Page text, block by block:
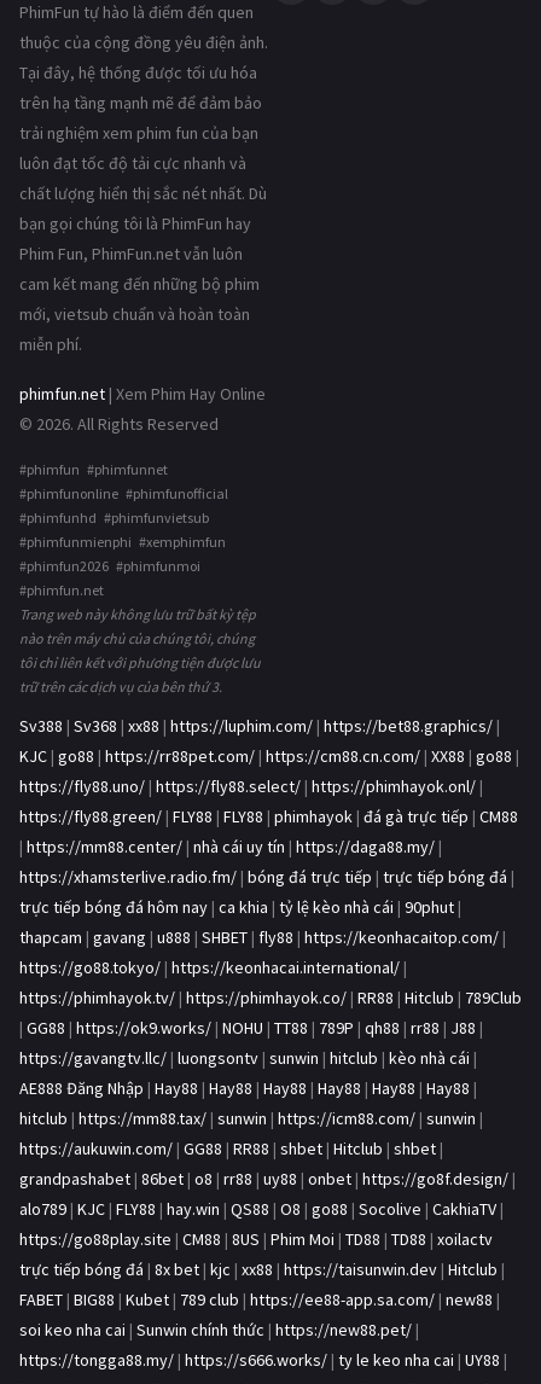
PhimFun tự hào là điểm đến quen
thuộc của cộng đồng yêu điện ảnh.
Tại đây, hệ thống được tối ưu hóa
trên hạ tầng mạnh mẽ để đảm bảo
trải nghiệm xem phim fun của bạn
luôn đạt tốc độ tải cực nhanh và
chất lượng hiển thị sắc nét nhất. Dù
bạn gọi chúng tôi là PhimFun hay
Phim Fun, PhimFun.net vẫn luôn
cam kết mang đến những bộ phim
mới, vietsub chuẩn và hoàn toàn
miễn phí.
phimfun.net | Xem Phim Hay Online
© 2026. All Rights Reserved
#phimfun #phimfunnet
#phimfunonline #phimfunofficial
#phimfunhd #phimfunvietsub
#phimfunmienphi #xemphimfun
#phimfun2026 #phimfunmoi
#phimfun.net
Trang web này không lưu trữ bất kỳ tệp
nào trên máy chủ của chúng tôi, chúng
tôi chỉ liên kết với phương tiện được lưu
trữ trên các dịch vụ của bên thứ 3.
Sv388 | Sv368 | xx88 | https://luphim.com/ | https://bet88.graphics/ |
KJC | go88 | https://rr88pet.com/ | https://cm88.cn.com/ | XX88 | go88 |
https://fly88.uno/ | https://fly88.select/ | https://phimhayok.onl/ |
https://fly88.green/ | FLY88 | FLY88 | phimhayok | đá gà trực tiếp | CM88
| https://mm88.center/ | nhà cái uy tín | https://daga88.my/ |
https://xhamsterlive.radio.fm/ | bóng đá trực tiếp | trực tiếp bóng đá |
trực tiếp bóng đá hôm nay | ca khia | tỷ lệ kèo nhà cái | 90phut |
thapcam | gavang | u888 | SHBET | fly88 | https://keonhacaitop.com/ |
https://go88.tokyo/ | https://keonhacai.international/ |
https://phimhayok.tv/ | https://phimhayok.co/ | RR88 | Hitclub | 789Club
| GG88 | https://ok9.works/ | NOHU | TT88 | 789P | qh88 | rr88 | J88 |
https://gavangtv.llc/ | luongsontv | sunwin | hitclub | kèo nhà cái |
AE888 Đăng Nhập | Hay88 | Hay88 | Hay88 | Hay88 | Hay88 | Hay88 |
hitclub | https://mm88.tax/ | sunwin | https://icm88.com/ | sunwin |
https://aukuwin.com/ | GG88 | RR88 | shbet | Hitclub | shbet |
grandpashabet | 86bet | o8 | rr88 | uy88 | onbet | https://go8f.design/ |
alo789 | KJC | FLY88 | hay.win | QS88 | O8 | go88 | Socolive | CakhiaTV |
https://go88play.site | CM88 | 8US | Phim Moi | TD88 | TD88 | xoilactv
trực tiếp bóng đá | 8x bet | kjc | xx88 | https://taisunwin.dev | Hitclub |
FABET | BIG88 | Kubet | 789 club | https://ee88-app.sa.com/ | new88 |
soi keo nha cai | Sunwin chính thức | https://new88.pet/ |
https://tongga88.my/ | https://s666.works/ | ty le keo nha cai | UY88 |